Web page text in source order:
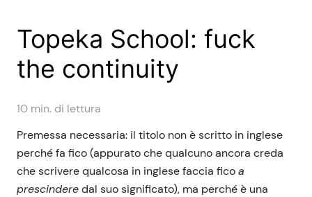
Topeka School: fuck
the continuity
10 min. di lettura
Premessa necessaria: il titolo non è scritto in inglese
perché fa fico (appurato che qualcuno ancora creda
che scrivere qualcosa in inglese faccia ficoa
prescinderedal suo significato), ma perché è una